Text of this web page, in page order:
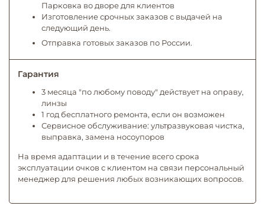
Парковка во дворе для клиентов
Изготовление срочных заказов с выдачей на
следующий день.
Отправка готовых заказов по России.
Гарантия
3 месяца "по любому поводу" действует на оправу,
линзы
1 год бесплатного ремонта, если он возможен
Сервисное обслуживание: ультразвуковая чистка,
выправка, замена носоупоров
На время адаптации и в течение всего срока
эксплуатации очков с клиентом на связи персональный
менеджер для решения любых возникающих вопросов.